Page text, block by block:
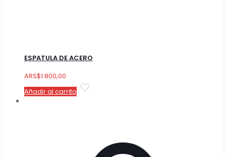
ESPATULA DE ACERO
ARS$1.800,00
Añadir al carrito